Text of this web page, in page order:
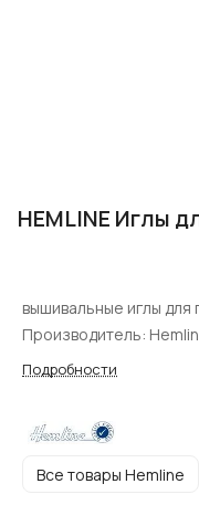
HEMLINE Иглы
вышивальные иглы
Производитель:
Подробности
Все товары Hemline